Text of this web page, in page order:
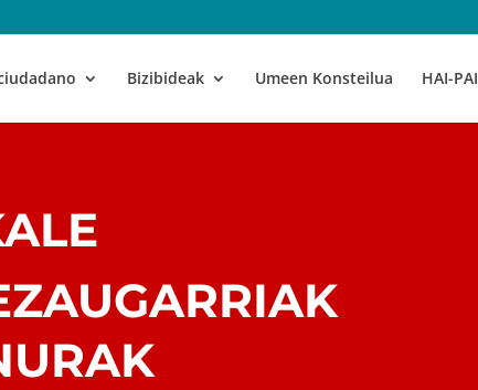
Bizibideak Umeen Konsteilua HAI-PAI